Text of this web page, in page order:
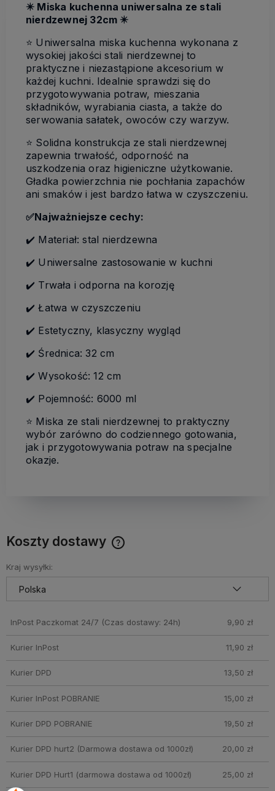
✴️ Miska kuchenna uniwersalna ze stali
nierdzewnej 32cm ✴️
⭐️ Uniwersalna miska kuchenna wykonana z
wysokiej jakości stali nierdzewnej to
praktyczne i niezastąpione akcesorium w
każdej kuchni. Idealnie sprawdzi się do
przygotowywania potraw, mieszania
składników, wyrabiania ciasta, a także do
serwowania sałatek, owoców czy warzyw.
⭐️ Solidna konstrukcja ze stali nierdzewnej
zapewnia trwałość, odporność na
uszkodzenia oraz higieniczne użytkowanie.
Gładka powierzchnia nie pochłania zapachów
ani smaków i jest bardzo łatwa w czyszczeniu.
✅Najważniejsze cechy:
✔️ Materiał: stal nierdzewna
✔️ Uniwersalne zastosowanie w kuchni
✔️ Trwała i odporna na korozję
✔️ Łatwa w czyszczeniu
✔️ Estetyczny, klasyczny wygląd
✔️ Średnica: 32 cm
✔️ Wysokość: 12 cm
✔️ Pojemność: 6000 ml
⭐️ Miska ze stali nierdzewnej to praktyczny
wybór zarówno do codziennego gotowania,
jak i przygotowywania potraw na specjalne
okazje.
Koszty dostawy
Kraj wysyłki:
InPost Paczkomat 24/7 (Czas dostawy: 24h) 9,90 zł
Kurier InPost 11,90 zł
Kurier DPD 13,50 zł
Kurier InPost POBRANIE 15,00 zł
Kurier DPD POBRANIE 19,50 zł
Kurier DPD hurt2 (Darmowa dostawa od 1000zł) 20,00 zł
Kurier DPD Hurt1 (darmowa dostawa od 1000zł) 25,00 zł